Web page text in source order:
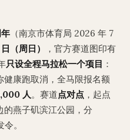
（南京市体育局 2026 年 7
（周日）
，官方赛道图印有
只设全程马拉松一个项目 ：
康跑取消，全马限报名额
人。赛道点对点 ，起点
燕子矶滨江公园，分
令。